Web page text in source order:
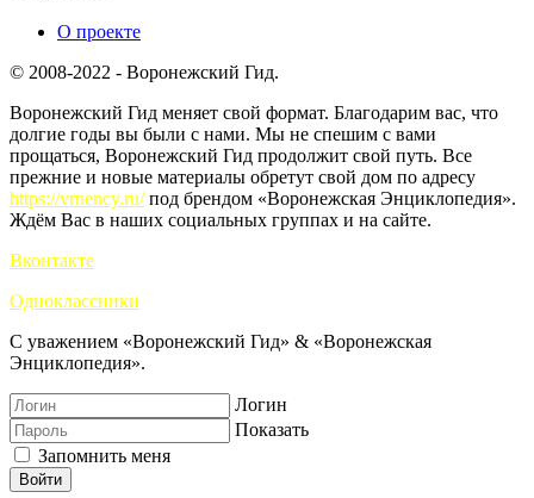
О проекте
© 2008-2022 - Воронежский Гид.
Воронежский Гид меняет свой формат. Благодарим вас, что
долгие годы вы были с нами. Мы не спешим с вами
прощаться, Воронежский Гид продолжит свой путь. Все
прежние и новые материалы обретут свой дом по адресу
https://vrnency.ru/под брендом «Воронежская Энциклопедия».
Ждём Вас в наших социальных группах и на сайте.
Вконтакте
Одноклассники
С уважением «Воронежский Гид» & «Воронежская
Энциклопедия».
Логин
Показать
Запомнить меня
Войти